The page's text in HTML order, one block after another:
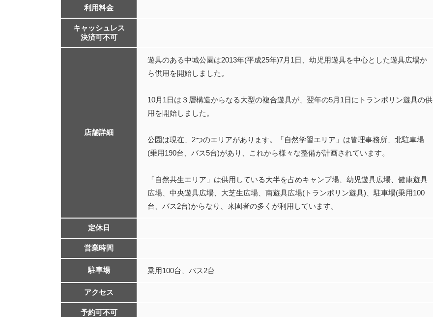
利用料金
キャッシュレス
決済可不可
店舗詳細
遊具のある中城公園は2013年(平成25年)7月1日、幼児用遊具を中心とした遊具広場か
ら供用を開始しました。
10月1日は３層構造からなる大型の複合遊具が、翌年の5月1日にトランポリン遊具の供
用を開始しました。
公園は現在、2つのエリアがあります。「自然学習エリア」は管理事務所、北駐車場
(乗用190台、バス5台)があり、これから様々な整備が計画されています。
「自然共生エリア」は供用している大半を占めキャンプ場、幼児遊具広場、健康遊具
広場、中央遊具広場、大芝生広場、南遊具広場(トランポリン遊具)、駐車場(乗用100
台、バス2台)からなり、来園者の多くが利用しています。
定休日
営業時間
駐車場 乗用100台、バス2台
アクセス
予約可不可